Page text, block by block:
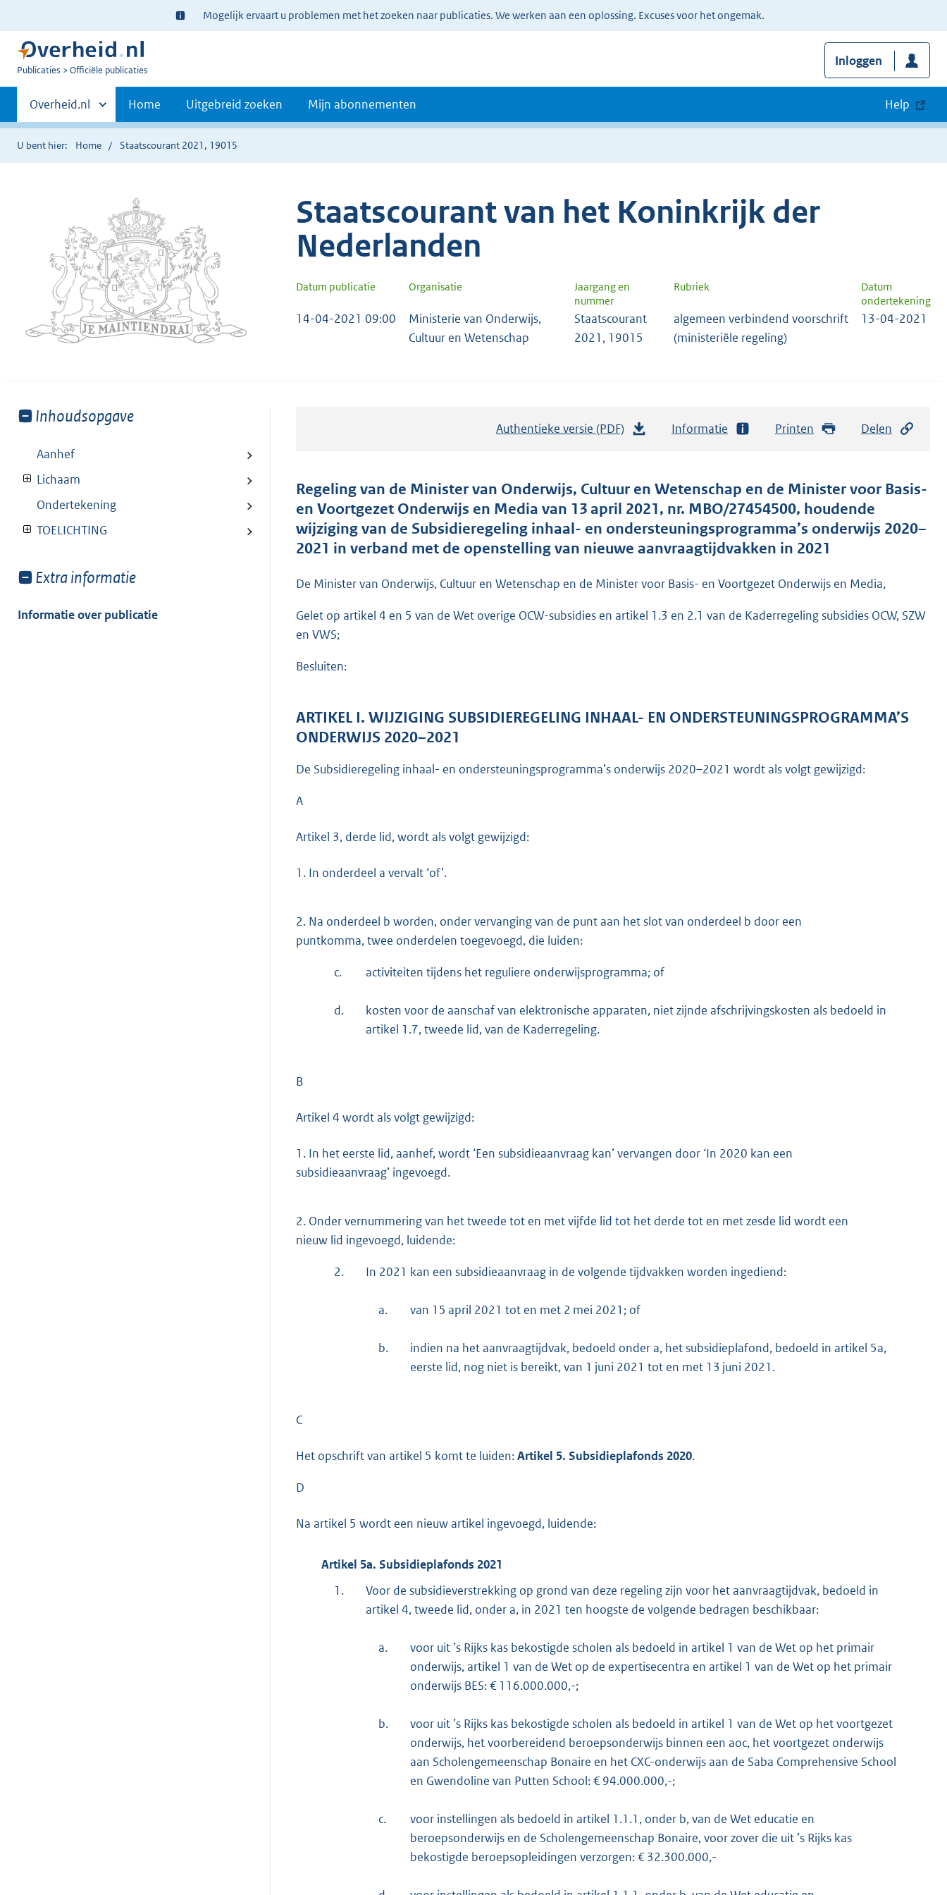
Ter
informatie:
Mogelijk ervaart u problemen met het zoeken naar publicaties. We werken aan een oplossing. Excuses voor het ongemak.
U
Publicaties Officiële publicaties
Inloggen
Primaire
navigatie
Andere
sites
binnen
Overheid.nl Home Uitgebreid zoeken Mijn abonnementen Help
U bent hier: Home Staatscourant 2021, 19015
Staatscourant van het Koninkrijk der
Nederlanden
Datum publicatie Organisatie
Jaargang en
nummer
Rubriek
Datum
ondertekening
14-04-2021 09:00
Ministerie van Onderwijs,
Cultuur en Wetenschap
Staatscourant
2021, 19015
algemeen verbindend voorschrift
(ministeriële regeling)
13-04-2021
Toon
van:
Inhoudsopgave
Aanhef
Lichaam
Ondertekening
TOELICHTING
Toon
van:
Extra informatie
Informatie over publicatie
Authentieke versie (PDF)
t
a
n
d
g
o
:
1
Informatie Printen Delen
Regeling van de Minister van Onderwijs, Cultuur en Wetenschap en de Minister voor Basis-
en Voortgezet Onderwijs en Media van 13 april 2021, nr. MBO/27454500, houdende
wijziging van de Subsidieregeling inhaal- en ondersteuningsprogramma’s onderwijs 2020–
2021 in verband met de openstelling van nieuwe aanvraagtijdvakken in 2021
De Minister van Onderwijs, Cultuur en Wetenschap en de Minister voor Basis- en Voortgezet Onderwijs en Media,
Gelet op artikel 4 en 5 van de Wet overige OCW-subsidies en artikel 1.3 en 2.1 van de Kaderregeling subsidies OCW, SZW
en VWS;
Besluiten:
ARTIKEL I. WIJZIGING SUBSIDIEREGELING INHAAL- EN ONDERSTEUNINGSPROGRAMMA’S
ONDERWIJS 2020–2021
De Subsidieregeling inhaal- en ondersteuningsprogramma’s onderwijs 2020–2021 wordt als volgt gewijzigd:
A
Artikel 3, derde lid, wordt als volgt gewijzigd:
1. In onderdeel a vervalt ‘of’.
2. Na onderdeel b worden, onder vervanging van de punt aan het slot van onderdeel b door een
puntkomma, twee onderdelen toegevoegd, die luiden:
c. activiteiten tijdens het reguliere onderwijsprogramma; of
d.
kosten voor de aanschaf van elektronische apparaten, niet zijnde afschrijvingskosten als bedoeld in
artikel 1.7, tweede lid, van de Kaderregeling.
B
Artikel 4 wordt als volgt gewijzigd:
1. In het eerste lid, aanhef, wordt ‘Een subsidieaanvraag kan’ vervangen door ‘In 2020 kan een
subsidieaanvraag’ ingevoegd.
2. Onder vernummering van het tweede tot en met vijfde lid tot het derde tot en met zesde lid wordt een
nieuw lid ingevoegd, luidende:
2. In 2021 kan een subsidieaanvraag in de volgende tijdvakken worden ingediend:
a. van 15 april 2021 tot en met 2 mei 2021; of
b.
indien na het aanvraagtijdvak, bedoeld onder a, het subsidieplafond, bedoeld in artikel 5a,
eerste lid, nog niet is bereikt, van 1 juni 2021 tot en met 13 juni 2021.
C
Het opschrift van artikel 5 komt te luiden:Artikel 5. Subsidieplafonds 2020.
D
Na artikel 5 wordt een nieuw artikel ingevoegd, luidende:
Artikel 5a. Subsidieplafonds 2021
1.
Voor de subsidieverstrekking op grond van deze regeling zijn voor het aanvraagtijdvak, bedoeld in
artikel 4, tweede lid, onder a, in 2021 ten hoogste de volgende bedragen beschikbaar:
a.
voor uit ’s Rijks kas bekostigde scholen als bedoeld in artikel 1 van de Wet op het primair
onderwijs, artikel 1 van de Wet op de expertisecentra en artikel 1 van de Wet op het primair
onderwijs BES: € 116.000.000,-;
b.
voor uit ’s Rijks kas bekostigde scholen als bedoeld in artikel 1 van de Wet op het voortgezet
onderwijs, het voorbereidend beroepsonderwijs binnen een aoc, het voortgezet onderwijs
aan Scholengemeenschap Bonaire en het CXC-onderwijs aan de Saba Comprehensive School
en Gwendoline van Putten School: € 94.000.000,-;
c.
voor instellingen als bedoeld in artikel 1.1.1, onder b, van de Wet educatie en
beroepsonderwijs en de Scholengemeenschap Bonaire, voor zover die uit ’s Rijks kas
bekostigde beroepsopleidingen verzorgen: € 32.300.000,-